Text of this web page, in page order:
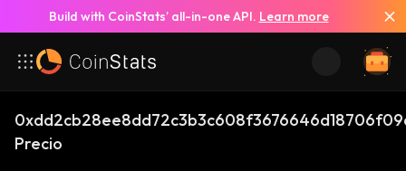
Build with CoinStats’ all-in-one API. Learn more
Precio